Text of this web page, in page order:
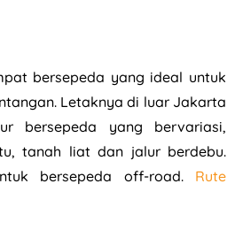
bersepeda yang ideal untuk
Letaknya di luar Jakarta
bersepeda yang bervariasi,
tanah liat dan jalur berdebu.
bersepeda off-road. Rute